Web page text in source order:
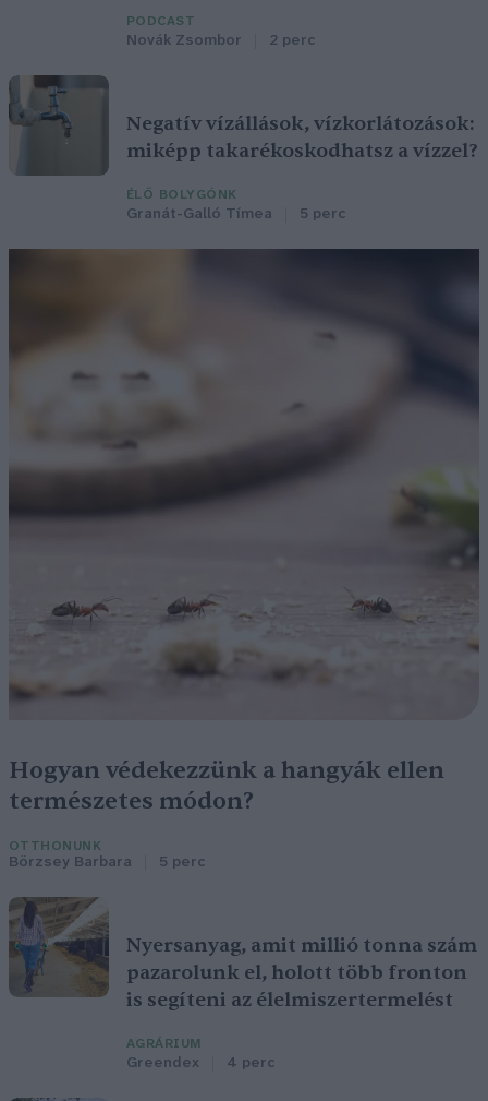
PODCAST
Novák Zsombor 2 perc
Negatív vízállások, vízkorlátozások:
miképp takarékoskodhatsz a vízzel?
ÉLŐ BOLYGÓNK
Granát-Galló Tímea 5 perc
Hogyan védekezzünk a hangyák ellen
természetes módon?
OTTHONUNK
Börzsey Barbara 5 perc
Nyersanyag, amit millió tonna szám
pazarolunk el, holott több fronton
is segíteni az élelmiszertermelést
AGRÁRIUM
Greendex 4 perc